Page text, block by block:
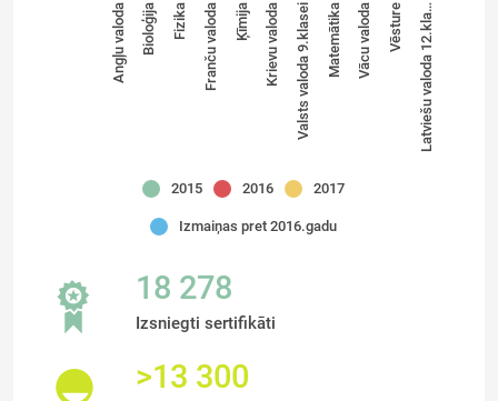
Angļu valoda Bioloģija Fizika Franču valoda Ķīmija Krievu valoda Valsts valoda 9.klasei Matemātika Vācu valoda Vēsture Latviešu valoda 12.kla…
2015 2016 2017
Izmaiņas pret 2016.gadu
18 278
Izsniegti sertifikāti
>13 300